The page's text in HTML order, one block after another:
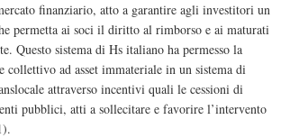
finanziario, atto a garantire agli investitori un
permetta ai soci il diritto al rimborso e ai maturati
Questo sistema di Hs italiano ha permesso la
collettivo ad asset immateriale in un sistema di
attraverso incentivi quali le cessioni di
pubblici, atti a sollecitare e favorire l’intervento